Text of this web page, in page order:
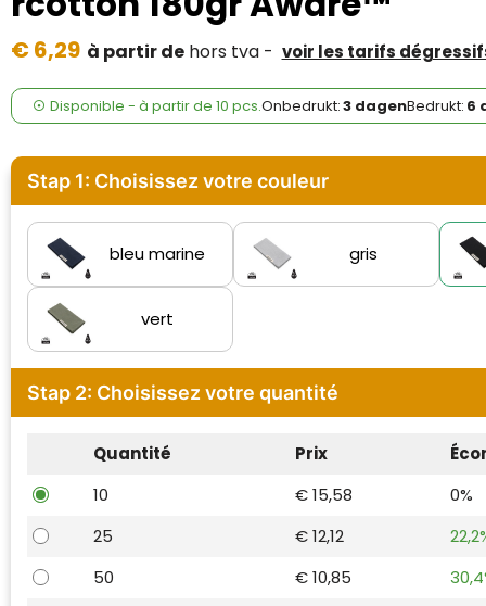
Fresh 'n Rebel
GolfOriginals
James Harvest
Kingcap
Mepal
Moleskine
MyKit
Ocean Bottle
Waterman
€ 6,29 à partir dehors tva - voir les tarifs
Disponible - à partir de 10 pcs.Onbedrukt:3 dagenBedrukt: 6
Stap 1: Choisissez votre couleur
bleu marine gris
vert
Stap 2: Choisissez votre quantité
Quantité Prix
10
€ 15,58
0%
25
€ 12,12
50
€ 10,85